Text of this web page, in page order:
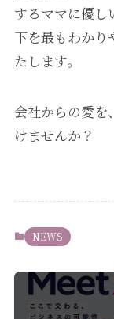
するママに優し
下を最もわかり
たします。
会社からの愛を
けませんか？
NEWS